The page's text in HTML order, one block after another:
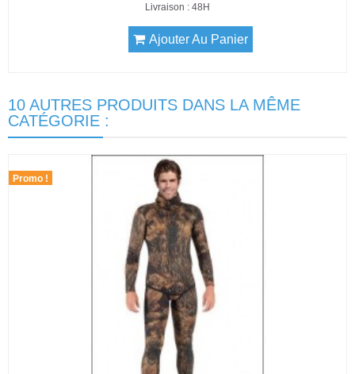
Livraison : 48H
Ajouter Au Panier
10 AUTRES PRODUITS DANS LA MÊME
CATÉGORIE :
Promo !